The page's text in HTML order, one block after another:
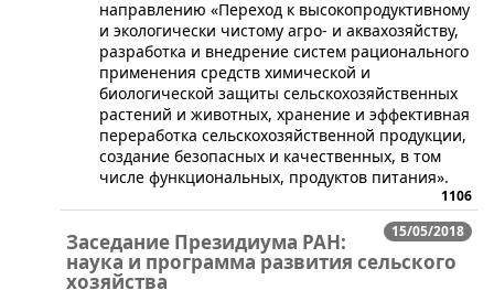
направлению «Переход к высокопродуктивному
и экологически чистому агро- и аквахозяйству,
разработка и внедрение систем рационального
применения средств химической и
биологической защиты сельскохозяйственных
растений и животных, хранение и эффективная
переработка сельскохозяйственной продукции,
создание безопасных и качественных, в том
числе функциональных, продуктов питания».
1106
15/05/2018
Заседание Президиума РАН:
наука и программа развития сельского
хозяйства